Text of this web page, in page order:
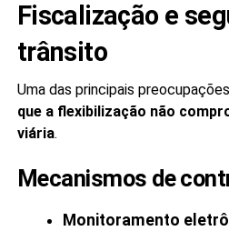
Fiscalização e
trânsito
Uma das principais
que a flexibilização não
viária.
Mecanismos de
Monitoramento